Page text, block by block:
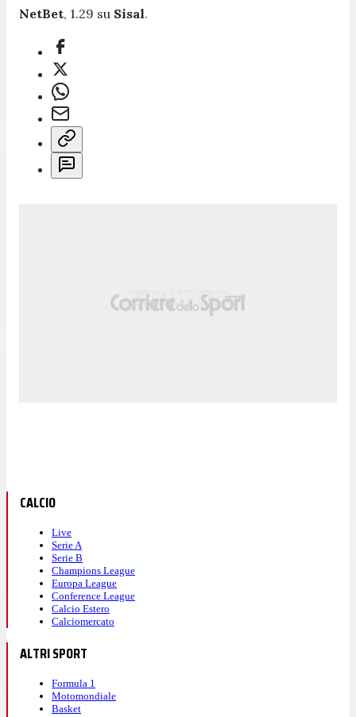
NetBet, 1.29 su Sisal.
CALCIO
Live
Serie A
Serie B
Champions League
Europa League
Conference League
Calcio Estero
Calciomercato
ALTRI SPORT
Formula 1
Motomondiale
Basket